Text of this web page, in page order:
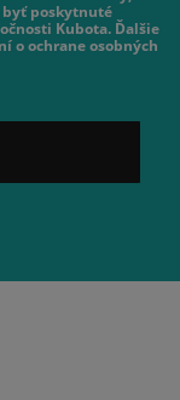
byť poskytnuté
Kubota. Ďalšie
o ochrane osobných